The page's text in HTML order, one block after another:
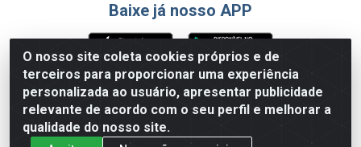
O nosso site coleta cookies próprios e de
terceiros para proporcionar uma experiência
personalizada ao usuário, apresentar publicidade
relevante de acordo com o seu perfil e melhorar a
qualidade do nosso site.
Baixe já nosso APP
Formas de Pagamento